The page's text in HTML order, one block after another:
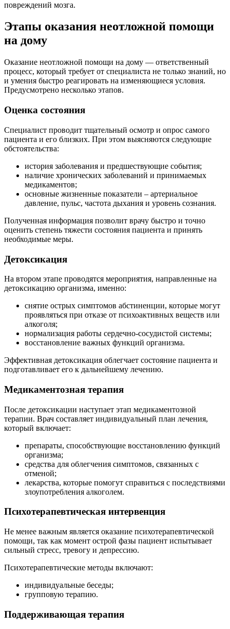
повреждений мозга.
Этапы оказания неотложной помощи
на дому
Оказание неотложной помощи на дому — ответственный
процесс, который требует от специалиста не только знаний, но
и умения быстро реагировать на изменяющиеся условия.
Предусмотрено несколько этапов.
Оценка состояния
Специалист проводит тщательный осмотр и опрос самого
пациента и его близких. При этом выясняются следующие
обстоятельства:
история заболевания и предшествующие события;
наличие хронических заболеваний и принимаемых
медикаментов;
основные жизненные показатели – артериальное
давление, пульс, частота дыхания и уровень сознания.
Полученная информация позволит врачу быстро и точно
оценить степень тяжести состояния пациента и принять
необходимые меры.
Детоксикация
На втором этапе проводятся мероприятия, направленные на
детоксикацию организма, именно:
снятие острых симптомов абстиненции, которые могут
проявляться при отказе от психоактивных веществ или
алкоголя;
нормализация работы сердечно-сосудистой системы;
восстановление важных функций организма.
Эффективная детоксикация облегчает состояние пациента и
подготавливает его к дальнейшему лечению.
Медикаментозная терапия
После детоксикации наступает этап медикаментозной
терапии. Врач составляет индивидуальный план лечения,
который включает:
препараты, способствующие восстановлению функций
организма;
средства для облегчения симптомов, связанных с
отменой;
лекарства, которые помогут справиться с последствиями
злоупотребления алкоголем.
Психотерапевтическая интервенция
Не менее важным является оказание психотерапевтической
помощи, так как момент острой фазы пациент испытывает
сильный стресс, тревогу и депрессию.
Психотерапевтические методы включают:
индивидуальные беседы;
групповую терапию.
Поддерживающая терапия